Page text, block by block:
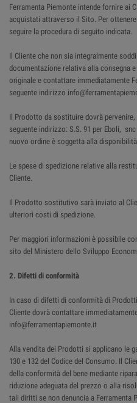
Ferramenta Piemonte intende fornire
acquistati attraverso il Sito. Per
seguire la procedura di seguito indicata.
Il Cliente che non sia integralmente
documentazione relativa alla consegna
originale e contattare immediatamente
seguente indirizzo
Il Prodotto da sostituire dovrà
seguente indirizzo: S.S. 91 per Eboli, snc
nuovo ordine è soggetta alla
Le spese di spedizione relative alla
Cliente.
Il Prodotto sostitutivo sarà inviato al
ulteriori costi di spedizione.
Per maggiori informazioni è possibile
sito del Ministero dello Sviluppo
2. Difetti di conformità
In caso di difetti di conformità di
Cliente dovrà contattare
info@ferramentapiemonte.it
Alla vendita dei Prodotti si applicano le
130 e 132 del Codice del Consumo. Il
della conformità del bene mediante
riduzione adeguata del prezzo o alla
tali diritti se non denuncia a